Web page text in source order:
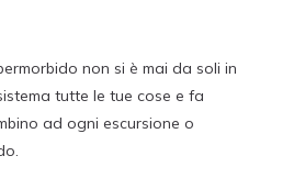
non si è mai da soli in
tutte le tue cose e fa
ad ogni escursione o